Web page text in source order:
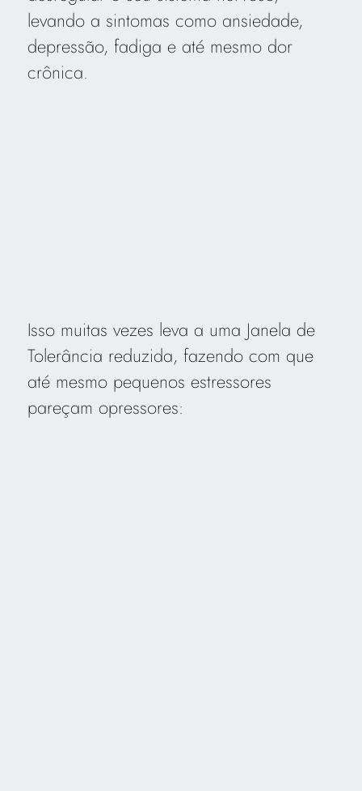
levando a sintomas como ansiedade,
depressão, fadiga e até mesmo dor
crônica.
Isso muitas vezes leva a uma Janela de
Tolerância reduzida, fazendo com que
até mesmo pequenos estressores
pareçam opressores: